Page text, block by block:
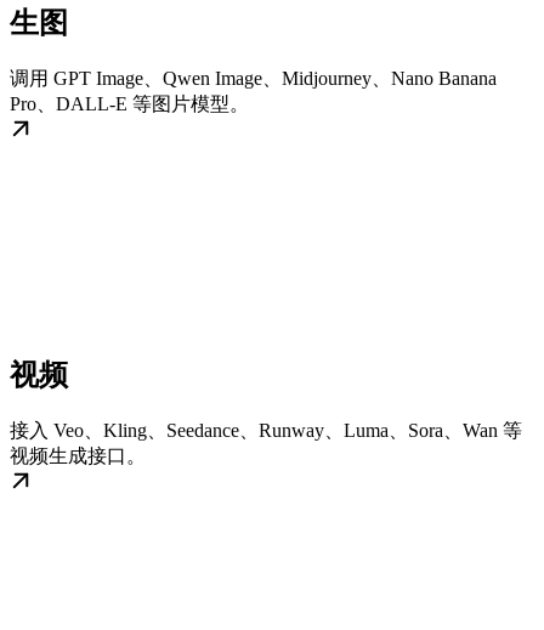
生图
调用 GPT Image、Qwen Image、Midjourney、Nano Banana
Pro、DALL-E 等图片模型。
视频
接入 Veo、Kling、Seedance、Runway、Luma、Sora、Wan 等
视频生成接口。